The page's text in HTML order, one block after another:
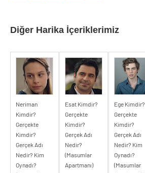
Diğer Harika İçeriklerimiz
Neriman
Kimdir?
Gerçekte
Kimdir?
Gerçek Adı
Nedir? Kim
Oynadı?
Esat Kimdir?
Gerçekte
Kimdir?
Gerçek Adı
Nedir?
(Masumlar
Apartmanı)
Ege Kimdir?
Gerçekte
Kimdir?
Gerçek Adı
Nedir? Kim
Oynadı?
(Masumlar